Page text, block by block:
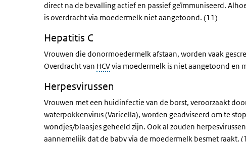
direct na de bevalling actief en passief geïmmuniseerd.
is overdracht via moedermelk niet aangetoond. (11)
Hepatitis C
Vrouwen die donormoedermelk afstaan, worden vaak
Overdracht van HCVvia moedermelk is niet aangetoond en
Herpesvirussen
Vrouwen met een huidinfectie van de borst, veroorzaakt
waterpokkenvirus (Varicella), worden geadviseerd om te
wondjes/blaasjes geheeld zijn. Ook al zouden
aannemelijk dat de baby via de moedermelk besmet raakt.